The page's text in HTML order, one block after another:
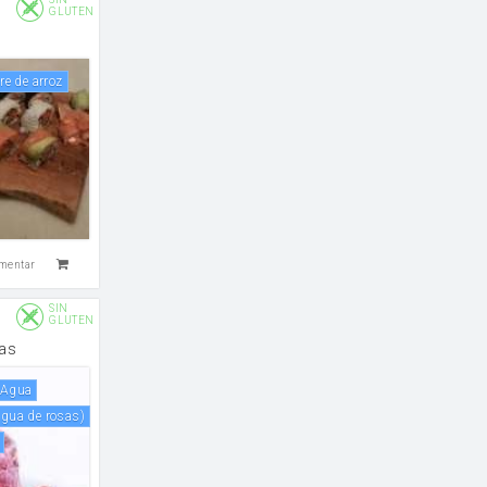
GLUTEN
de arroz
SIN
GLUTEN
agua
agua de rosas)